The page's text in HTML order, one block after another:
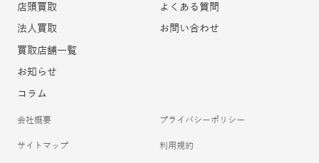
店頭買取
法人買取
買取店舗一覧
お知らせ
コラム
よくある質問
お問い合わせ
会社概要 プライバシーポリシー
サイトマップ 利用規約